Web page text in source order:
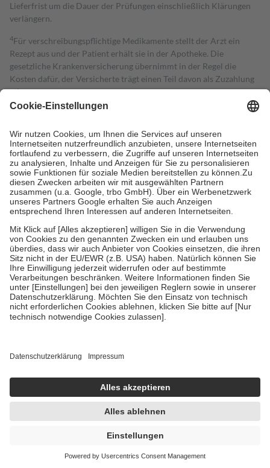
Lieferfrist um die Dauer der Prüfungen einschließlich Klärungen
verlängern.
4Für verschreibungspflichtige Medikamente stellt der Arzt ein
Rezept aus und der Patient erhält sie in der Apotheke. Die
gesetzliche Krankenversicherung übernimmt in der Regel die
Kosten dafür, der Versicherte trägt einen Teil davon als Zuzahlung
mit.
Grundsätzlich leisten Mitglieder Zuzahlungen in Höhe von zehn
höchstens zehn Euro.
Es sind jedoch nie mehr als die tatsächlichen
Kosten der Leistung zu entrichten.
Diese Regeln gelten grundsätzlich auch für Online-Apotheken.
Bei Heilmitteln und häuslicher Krankenpflege beträgt die
Zuzahlung zehn Prozent der Kosten sowie zehn Euro je
Verordnung.
Um das Engagement der Versicherten für ihre eigene Gesundheit zu
stärken und die besondere Stellung der Familie zu unterstützen,
fallenkeine Zuzahlungenan bei:
• Kindern und Jugendlichen bis zum vollendeten 18. Lebensjahr
mit Ausnahme der Fahrkosten
• Untersuchungen zur Vorsorge und Früherkennung, die von der
GKV getragen werden
• empfohlenen Schutzimpfungen
• Harn- und Blutteststreifen
getroffen, um sicherzustellen, dass es sich um echte Bewertungen
https://help.etrusted.com/hc/de/articles/4419944605341
Einige Bilder und Inhalte wurden unter Zuhilfenahme künstlicher